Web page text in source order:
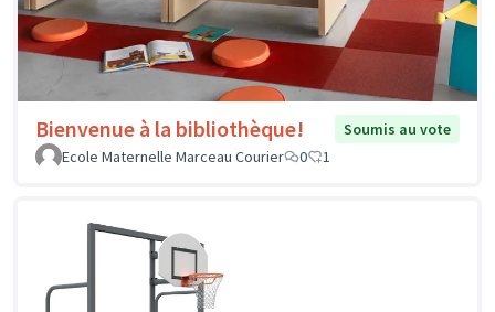
Bienvenue à la bibliothèque!
Soumis au vote
Ecole Maternelle Marceau Courier
0 1